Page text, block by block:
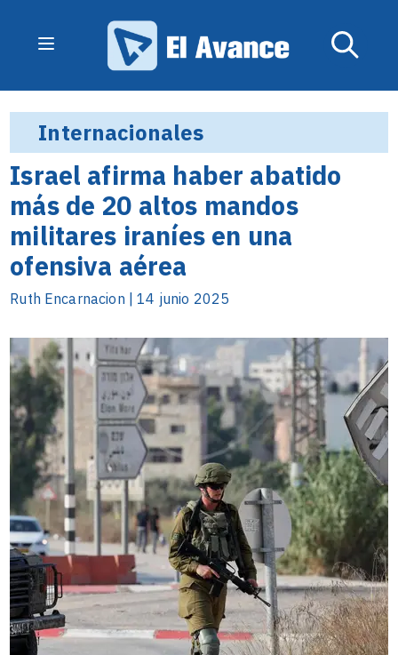
Internacionales
Israel afirma haber abatido
más de 20 altos mandos
militares iraníes en una
ofensiva aérea
Ruth Encarnacion | 14 junio 2025